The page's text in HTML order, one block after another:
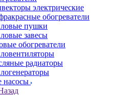
электрические
обогреватели
пушки
завесы
обогреватели
радиаторы
насосы